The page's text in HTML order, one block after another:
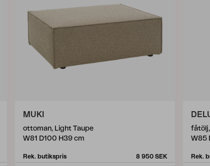
MUKI
ottoman, Light Taupe
W81 D100 H39 cm
Rek. butikspris 8 950 SEK
W85
Rek.